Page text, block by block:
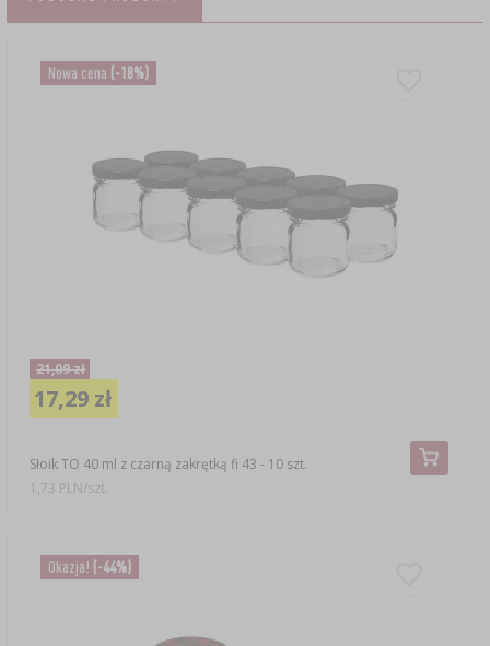
Nowa cena (-18%)
Słoik TO 40 ml z czarną zakrętką fi 43 - 10 szt.
21,09 zł
17,29 zł
1,73 PLN/szt.
Okazja! (-44%)